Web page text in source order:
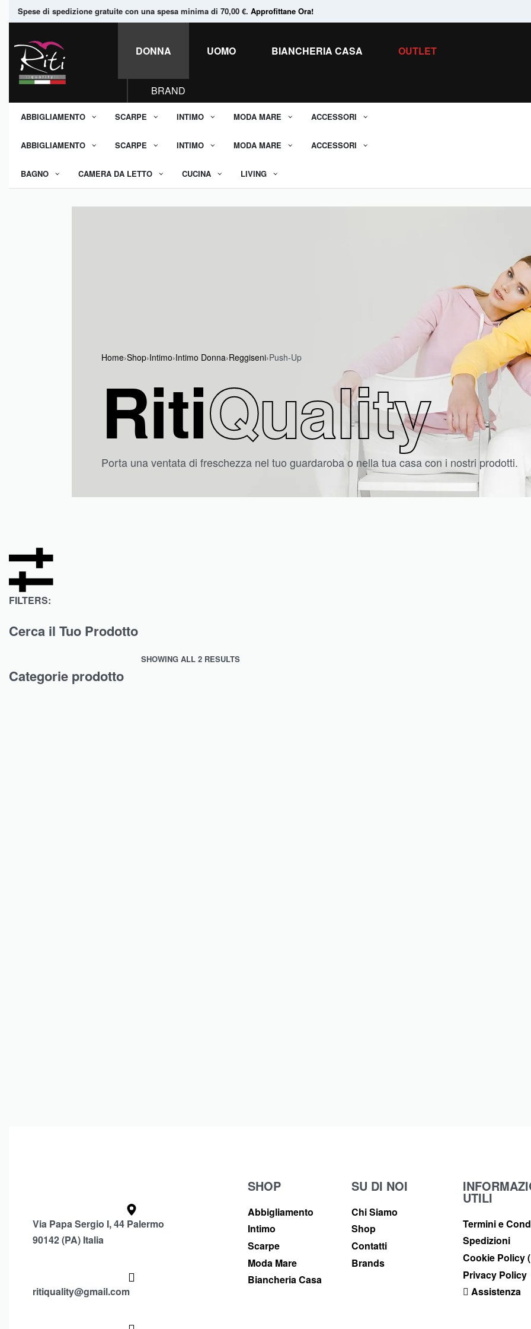
Spese di spedizione gratuite con una spesa minima di 70,00 €. Approfittane Ora!
DONNA UOMO BIANCHERIA CASA OUTLET
BRAND
ABBIGLIAMENTO SCARPE INTIMO MODA MARE ACCESSORI
ABBIGLIAMENTO SCARPE INTIMO MODA MARE ACCESSORI
BAGNO CAMERA DA LETTO CUCINA LIVING
Home›Shop›Intimo›Intimo Donna›Reggiseni›Push-Up
RitiQuality
Porta una ventata di freschezza nel tuo guardaroba o nella tua casa con i nostri prodotti.
Cerca il Tuo Prodotto
Categorie prodotto
FILTERS:
SHOWING ALL 2 RESULTS
Via Papa Sergio I, 44 Palermo
90142 (PA) Italia
ritiquality@gmail.com
SHOP
Abbigliamento
Intimo
Scarpe
Moda Mare
Biancheria Casa
SU DI NOI
Chi Siamo
Shop
Contatti
Brands
UTILI
Termini e
Spedizioni
Cookie Policy
Privacy Policy
Assistenza